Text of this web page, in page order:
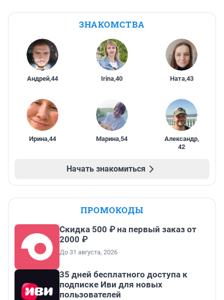
ЗНАКОМСТВА
Андрей,44 Irina,40 Ната,43
Ирина,44 Марина,54 Александр,
42
Начать знакомиться
ПРОМОКОДЫ
Скидка 500 ₽ на первый заказ от
2000 ₽
До 31 августа, 2026
35 дней бесплатного доступа к
подписке Иви для новых
пользователей